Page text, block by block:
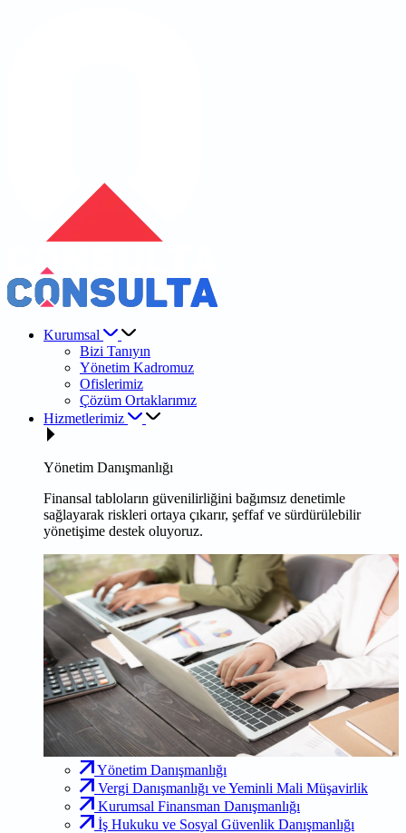
Kurumsal
Bizi Tanıyın
Yönetim Kadromuz
Ofislerimiz
Çözüm Ortaklarımız
Hizmetlerimiz
Yönetim Danışmanlığı
Finansal tabloların güvenilirliğini bağımsız denetimle
sağlayarak riskleri ortaya çıkarır, şeffaf ve sürdürülebilir
yönetişime destek oluyoruz.
Yönetim Danışmanlığı
Vergi Danışmanlığı ve Yeminli Mali Müşavirlik
Kurumsal Finansman Danışmanlığı
İş Hukuku ve Sosyal Güvenlik Danışmanlığı